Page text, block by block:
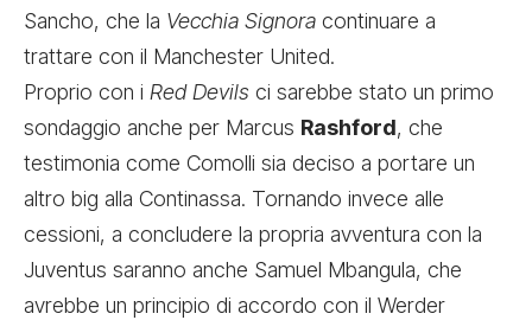
Sancho, che la Vecchia Signora continuare a
trattare con il Manchester United.
Proprio con i Red Devils ci sarebbe stato un primo
sondaggio anche per Marcus Rashford, che
testimonia come Comolli sia deciso a portare un
altro big alla Continassa. Tornando invece alle
cessioni, a concludere la propria avventura con la
Juventus saranno anche Samuel Mbangula, che
avrebbe un principio di accordo con il Werder